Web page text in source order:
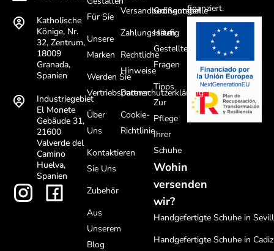
Katholische
Könige, Nr.
32, Zentrum,
18009
Granada,
Spanien
Industriegebiet
El Monete
Gebäude 31,
21600
Valverde del
Camino
Huelva,
Spanien
Für Sie
Unsere
Marken
Werden Sie
Vertriebspartner
Über
Uns
Kontaktieren
Sie Uns
Zubehör
Aus
Unserem
Blog
Versandbedingungen
Zahlungsarten
Rechtliche
Hinweise
Datenschutzerklärung
Cookie-
Richtlinie
Größentabelle
Häufig
Gestellte
Fragen
Tipps
Zur
Pflege
Ihrer
Schuhe
Wohin
versenden
wir?
Handgefertigte Schuhe in
Handgefertigte Schuhe in Cadiz
finanziert.